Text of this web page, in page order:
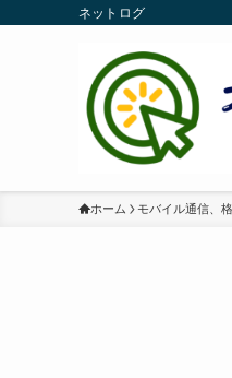
ネットログ
ホーム モバイル通信、